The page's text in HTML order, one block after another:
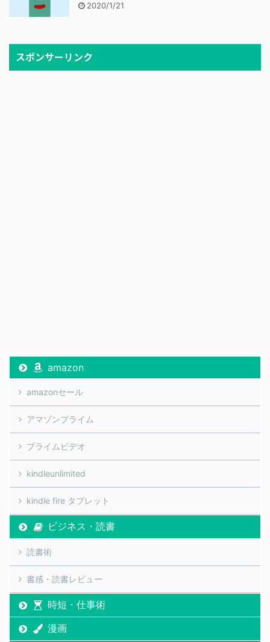
2020/1/21
スポンサーリンク
amazon
amazonセール
アマゾンプライム
プライムビデオ
kindleunlimited
kindle fire タブレット
ビジネス・読書
読書術
書感・読書レビュー
時短・仕事術
漫画